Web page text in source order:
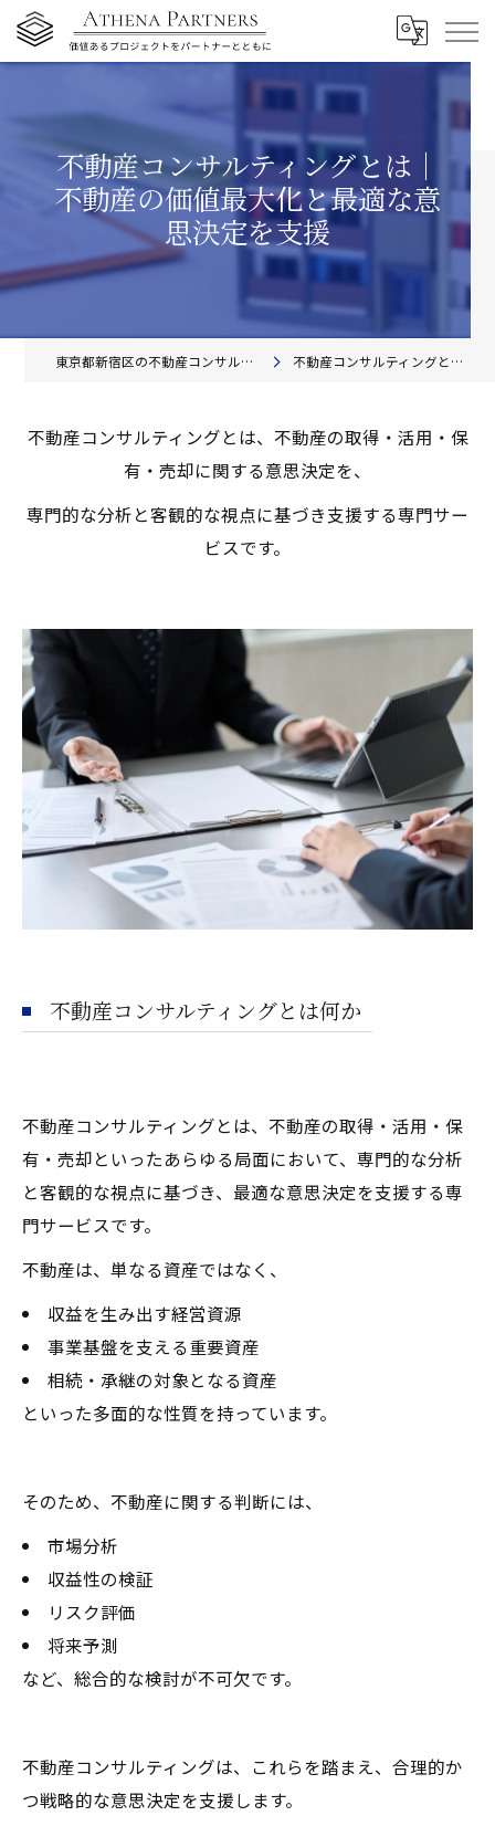
不動産コンサルティングとは｜
不動産の価値最大化と最適な意
思決定を支援
東京都新宿区の不動産コンサルティングならアテナ・パートナーズ株式会社 不動産コンサルティングとは｜資産戦略・土地活用の意思決定支援
不動産コンサルティングとは、不動産の取得・活用・保
有・売却に関する意思決定を、
専門的な分析と客観的な視点に基づき支援する専門サー
ビスです。
不動産コンサルティングとは何か
不動産コンサルティングとは、不動産の取得・活用・保
有・売却といったあらゆる局面において、専門的な分析
と客観的な視点に基づき、最適な意思決定を支援する専
門サービスです。
不動産は、単なる資産ではなく、
収益を生み出す経営資源
事業基盤を支える重要資産
相続・承継の対象となる資産
といった多面的な性質を持っています。
そのため、不動産に関する判断には、
市場分析
収益性の検証
リスク評価
将来予測
など、総合的な検討が不可欠です。
不動産コンサルティングは、これらを踏まえ、合理的か
つ戦略的な意思決定を支援します。